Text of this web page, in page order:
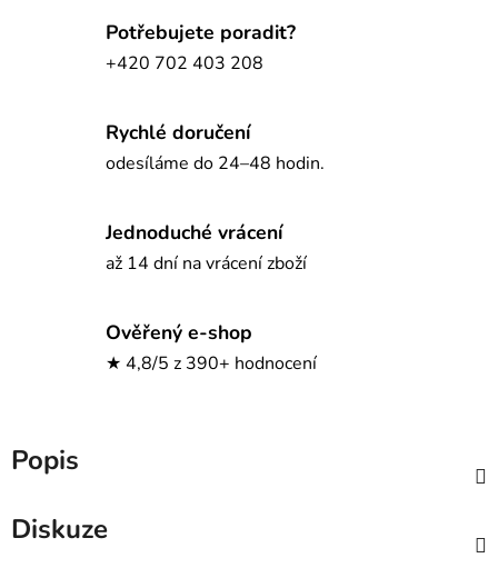
Potřebujete poradit?
+420 702 403 208
Rychlé doručení
odesíláme do 24–48 hodin.
Jednoduché vrácení
až 14 dní na vrácení zboží
Ověřený e-shop
★ 4,8/5 z 390+ hodnocení
Popis
Diskuze